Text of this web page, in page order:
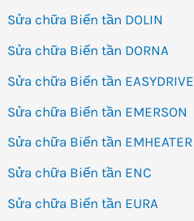
Sửa chữa Biến tần DOLIN
Sửa chữa Biến tần DORNA
Sửa chữa Biến tần EASYDRIVE
Sửa chữa Biến tần EMERSON
Sửa chữa Biến tần EMHEATER
Sửa chữa Biến tần ENC
Sửa chữa Biến tần EURA